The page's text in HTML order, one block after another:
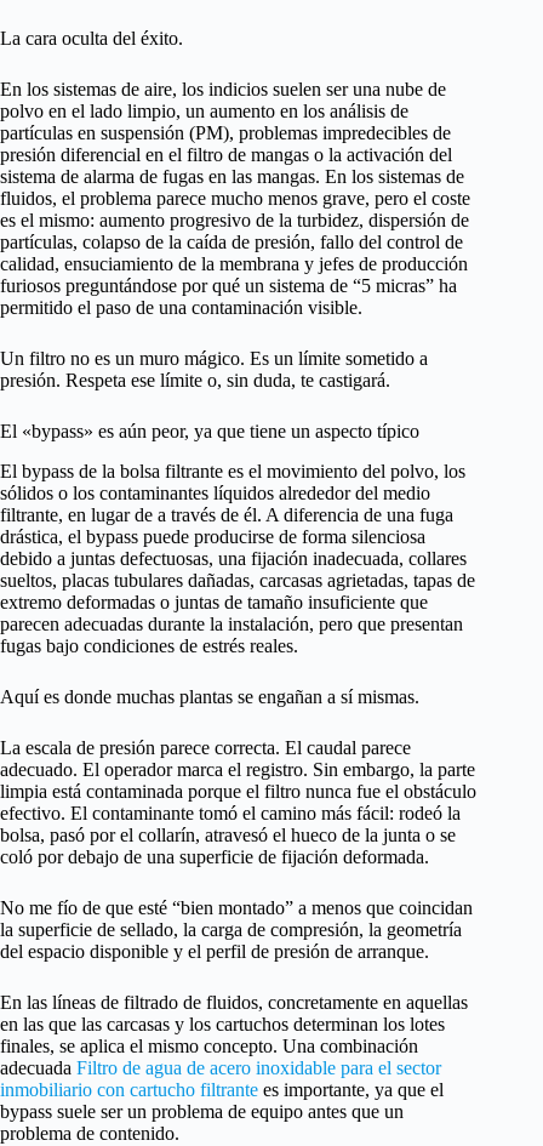
La cara oculta del éxito.
En los sistemas de aire, los indicios suelen ser una nube de
polvo en el lado limpio, un aumento en los análisis de
partículas en suspensión (PM), problemas impredecibles de
presión diferencial en el filtro de mangas o la activación del
sistema de alarma de fugas en las mangas. En los sistemas de
fluidos, el problema parece mucho menos grave, pero el coste
es el mismo: aumento progresivo de la turbidez, dispersión de
partículas, colapso de la caída de presión, fallo del control de
calidad, ensuciamiento de la membrana y jefes de producción
furiosos preguntándose por qué un sistema de “5 micras” ha
permitido el paso de una contaminación visible.
Un filtro no es un muro mágico. Es un límite sometido a
presión. Respeta ese límite o, sin duda, te castigará.
El «bypass» es aún peor, ya que tiene un aspecto típico
El bypass de la bolsa filtrante es el movimiento del polvo, los
sólidos o los contaminantes líquidos alrededor del medio
filtrante, en lugar de a través de él. A diferencia de una fuga
drástica, el bypass puede producirse de forma silenciosa
debido a juntas defectuosas, una fijación inadecuada, collares
sueltos, placas tubulares dañadas, carcasas agrietadas, tapas de
extremo deformadas o juntas de tamaño insuficiente que
parecen adecuadas durante la instalación, pero que presentan
fugas bajo condiciones de estrés reales.
Aquí es donde muchas plantas se engañan a sí mismas.
La escala de presión parece correcta. El caudal parece
adecuado. El operador marca el registro. Sin embargo, la parte
limpia está contaminada porque el filtro nunca fue el obstáculo
efectivo. El contaminante tomó el camino más fácil: rodeó la
bolsa, pasó por el collarín, atravesó el hueco de la junta o se
coló por debajo de una superficie de fijación deformada.
No me fío de que esté “bien montado” a menos que coincidan
la superficie de sellado, la carga de compresión, la geometría
del espacio disponible y el perfil de presión de arranque.
En las líneas de filtrado de fluidos, concretamente en aquellas
en las que las carcasas y los cartuchos determinan los lotes
finales, se aplica el mismo concepto. Una combinación
adecuada Filtro de agua de acero inoxidable para el sector
inmobiliario con cartucho filtrante es importante, ya que el
bypass suele ser un problema de equipo antes que un
problema de contenido.